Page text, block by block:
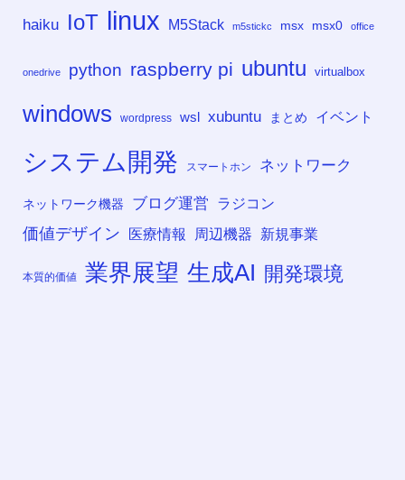
haiku IoT linux M5Stack m5stickc msx msx0 office
onedrive python raspberry pi ubuntu virtualbox
windows wordpress wsl xubuntu まとめ イベント
システム開発 スマートホン ネットワーク
ネットワーク機器 ブログ運営 ラジコン
価値デザイン 医療情報 周辺機器 新規事業
本質的価値 業界展望 生成AI 開発環境